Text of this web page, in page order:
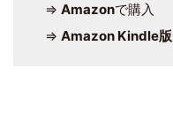
⇒ Amazonで購入
⇒ Amazon Kindle版